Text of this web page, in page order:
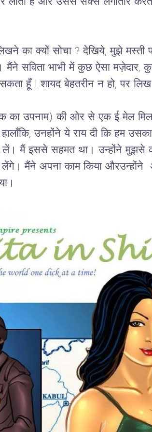
लाती हैं और उससे सेक्स लगातार
का क्यों सोचा ? देखिये, मुझे
। मैंने सविता भाभी में कुछ ऐसा
हूँ l शायद बेहतरीन न हो, पर
का उपनाम) की ओर से एक ई-मेल
उनहोंने ये राय दी कि हम
मैं इससे सहमत था। उन्होंने मुझसे
मैंने अपना काम किया औरउन्होंने